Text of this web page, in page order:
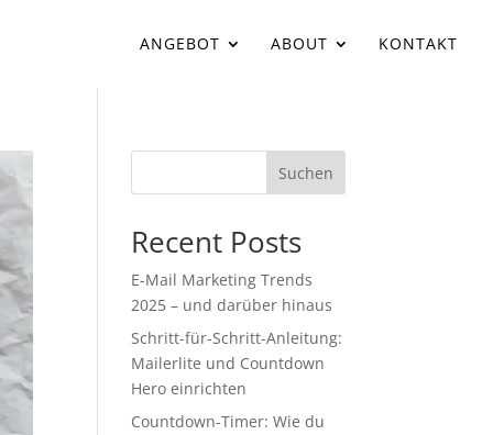
ANGEBOT ABOUT KONTAKT
Suchen
Recent Posts
E-Mail Marketing Trends
2025 – und darüber hinaus
Schritt-für-Schritt-Anleitung:
Mailerlite und Countdown
Hero einrichten
Countdown-Timer: Wie du